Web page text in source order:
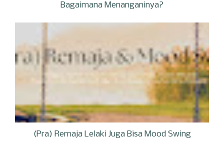
Bagaimana Menanganinya?
(Pra) Remaja Lelaki Juga Bisa Mood Swing